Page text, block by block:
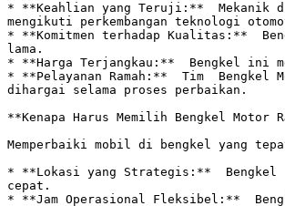
* **Keahlian yang Teruji:**  Mekanik di
mengikuti perkembangan teknologi
* **Komitmen terhadap Kualitas:**
lama.
* **Harga Terjangkau:**  Bengkel ini
* **Pelayanan Ramah:**  Tim  Bengkel
dihargai selama proses perbaikan.
**Kenapa Harus Memilih Bengkel Motor
Memperbaiki mobil di bengkel yang
* **Lokasi yang Strategis:**  Bengkel
cepat.
* **Jam Operasional Fleksibel:**